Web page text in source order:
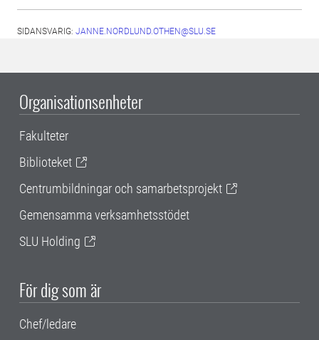
SIDANSVARIG: JANNE.NORDLUND.OTHEN@SLU.SE
Organisationsenheter
Fakulteter
Biblioteket
Centrumbildningar och samarbetsprojekt
Gemensamma verksamhetsstödet
SLU Holding
För dig som är
Chef/ledare